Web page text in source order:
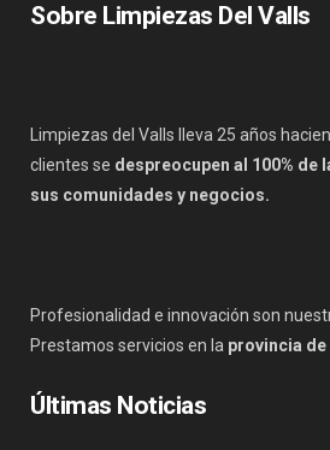
Sobre Limpiezas Del Valls
Limpiezas del Valls lleva 25 años
clientes se despreocupen al 100% de
sus comunidades y negocios.
Profesionalidad e innovación son
Prestamos servicios en la provincia
Últimas Noticias